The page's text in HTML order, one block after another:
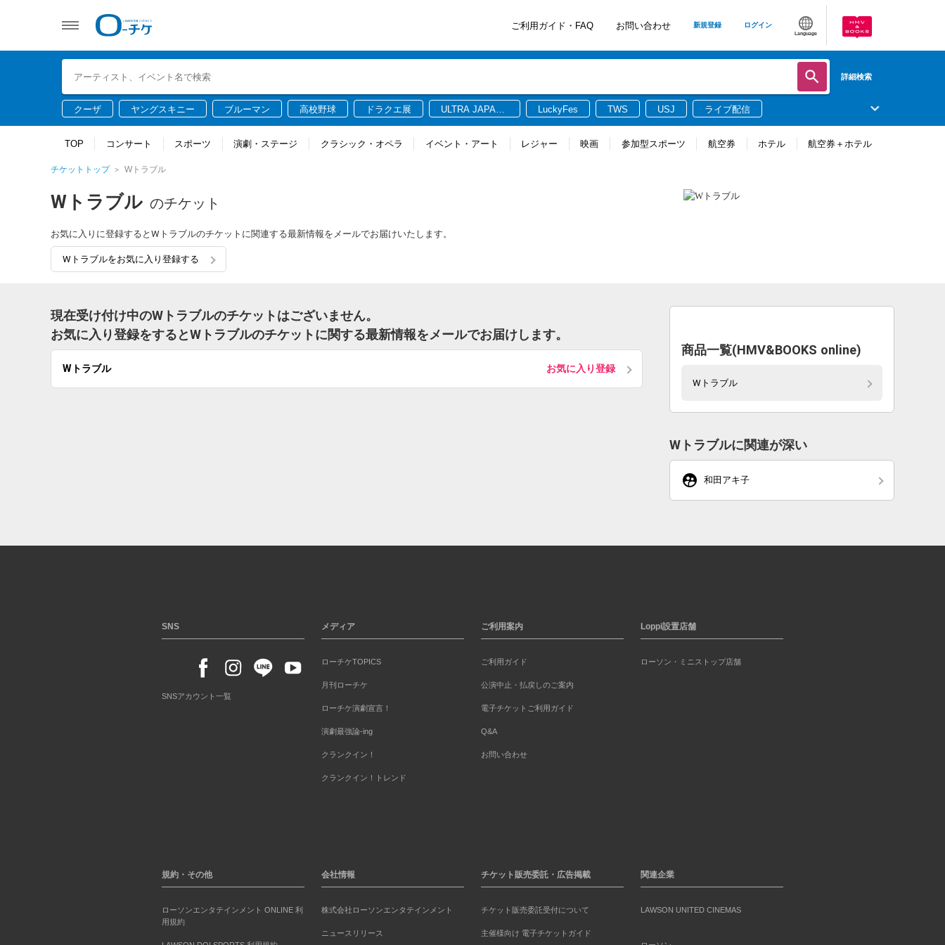
ご利用ガイド・FAQ お問い合わせ 新規登録 ログイン
Language
詳細検索
クーザ ヤングスキニー ブルーマン 高校野球 ドラクエ展
ULTRA JAPAN
LuckyFes TWS USJ ライブ配信
TOP コンサート スポーツ 演劇・ステージ クラシック・オペラ イベント・アート レジャー 映画 参加型スポーツ 航空券 ホテル 航空券＋ホテル
チケットトップ Wトラブル
Wトラブル のチケット
お気に入りに登録するとWトラブルのチケットに関連する最新情報をメールでお届けいたします。
Wトラブルをお気に入り登録する
現在受け付け中のWトラブルのチケットはございません。
お気に入り登録をするとWトラブルのチケットに関する最新情報をメールでお届けします。
Wトラブル お気に入り登録
商品一覧(HMV&BOOKS online)
Wトラブル
Wトラブルに関連が深い
supervised_user_circle 和田アキ子
SNS
SNSアカウント一覧
メディア
ローチケTOPICS
月刊ローチケ
ローチケ演劇宣言！
演劇最強論-ing
クランクイン！
クランクイン！トレンド
ご利用案内
ご利用ガイド
公演中止・払戻しのご案内
電子チケットご利用ガイド
Q&A
お問い合わせ
Loppi設置店舗
ローソン・ミニストップ店舗
規約・その他
ローソンエンタテインメント ONLINE 利
用規約
会社情報
株式会社ローソンエンタテインメント
ニュースリリース
チケット販売委託・広告掲載
チケット販売委託受付について
主催様向け 電子チケットガイド
関連企業
LAWSON UNITED CINEMAS